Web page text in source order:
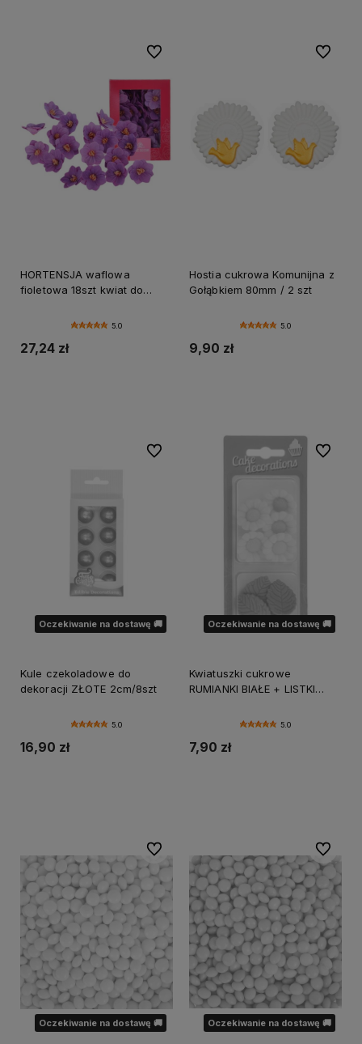
HORTENSJA waflowa
fioletowa 18szt kwiat do
5.0
27,24 zł
Do ulubionych
Hostia cukrowa Komunijna z
Gołąbkiem 80mm / 2 szt
5.0
9,90 zł
Do
Oczekiwanie na dostawę 🚚
Kule czekoladowe do
dekoracji ZŁOTE 2cm/8szt
5.0
16,90 zł
Do ulubionych
Oczekiwanie na dostawę 🚚
Kwiatuszki cukrowe
RUMIANKI BIAŁE + LISTKI
5.0
7,90 zł
Do
Oczekiwanie na dostawę 🚚
Do ulubionych
Oczekiwanie na dostawę 🚚
Do